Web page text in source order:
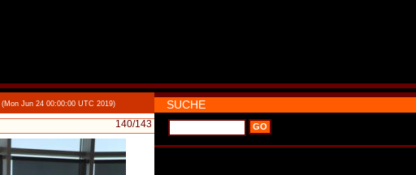
(Mon Jun 24 00:00:00 UTC 2019)
140/143
SUCHE